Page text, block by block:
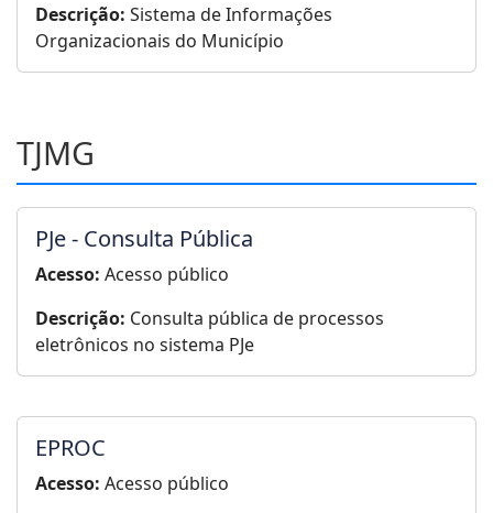
Descrição: Sistema de Informações
Organizacionais do Município
TJMG
PJe - Consulta Pública
Acesso: Acesso público
Descrição: Consulta pública de processos
eletrônicos no sistema PJe
EPROC
Acesso: Acesso público